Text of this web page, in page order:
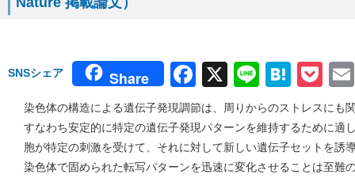
SNSシェア Share Facebook
X Line
染色体の構造による遺伝子発現調節は、周りからのストレスにも
すなわち安定的に特定の遺伝子発現パターンを維持するために適
胞が特定の刺激を受けて、それに対して新しい遺伝子セットを誘
染色体で固められた転写パターンを迅速に変化させることは至難